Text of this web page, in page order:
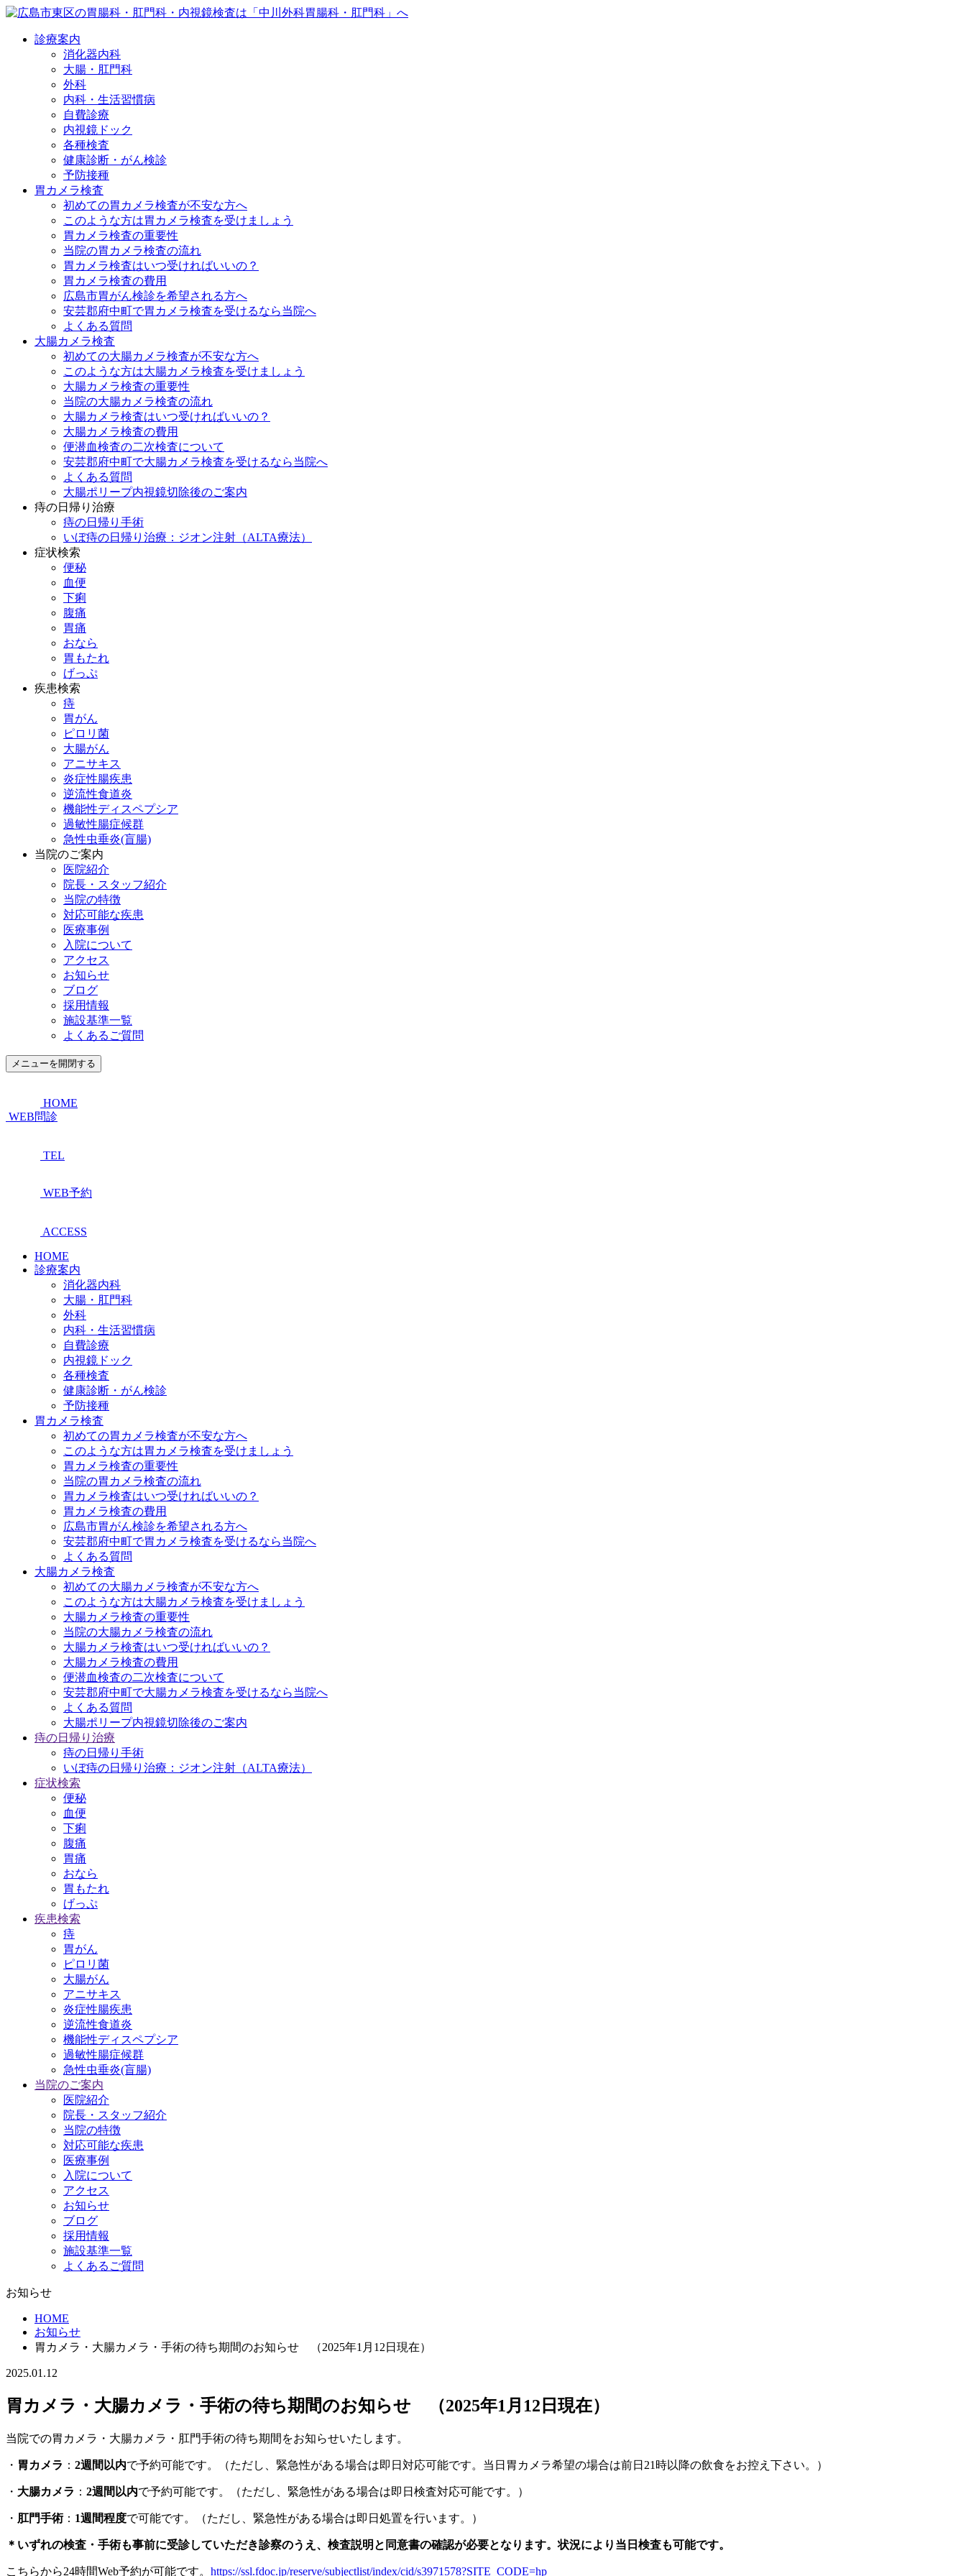
診療案内
消化器内科
大腸・肛門科
外科
内科・生活習慣病
自費診療
内視鏡ドック
各種検査
健康診断・がん検診
予防接種
胃カメラ検査
初めての胃カメラ検査が不安な方へ
このような方は胃カメラ検査を受けましょう
胃カメラ検査の重要性
当院の胃カメラ検査の流れ
胃カメラ検査はいつ受ければいいの？
胃カメラ検査の費用
広島市胃がん検診を希望される方へ
安芸郡府中町で胃カメラ検査を受けるなら当院へ
よくある質問
大腸カメラ検査
初めての大腸カメラ検査が不安な方へ
このような方は大腸カメラ検査を受けましょう
大腸カメラ検査の重要性
当院の大腸カメラ検査の流れ
大腸カメラ検査はいつ受ければいいの？
大腸カメラ検査の費用
便潜血検査の二次検査について
安芸郡府中町で大腸カメラ検査を受けるなら当院へ
よくある質問
大腸ポリープ内視鏡切除後のご案内
痔の日帰り治療
痔の日帰り手術
いぼ痔の日帰り治療：ジオン注射（ALTA療法）
症状検索
便秘
血便
下痢
腹痛
胃痛
おなら
胃もたれ
げっぷ
疾患検索
痔
胃がん
ピロリ菌
大腸がん
アニサキス
炎症性腸疾患
逆流性食道炎
機能性ディスペプシア
過敏性腸症候群
急性虫垂炎(盲腸)
当院のご案内
医院紹介
院長・スタッフ紹介
当院の特徴
対応可能な疾患
医療事例
入院について
アクセス
お知らせ
ブログ
採用情報
施設基準一覧
よくあるご質問
メニューを開閉する
HOME
WEB問診
TEL
WEB予約
ACCESS
HOME
診療案内
消化器内科
大腸・肛門科
外科
内科・生活習慣病
自費診療
内視鏡ドック
各種検査
健康診断・がん検診
予防接種
胃カメラ検査
初めての胃カメラ検査が不安な方へ
このような方は胃カメラ検査を受けましょう
胃カメラ検査の重要性
当院の胃カメラ検査の流れ
胃カメラ検査はいつ受ければいいの？
胃カメラ検査の費用
広島市胃がん検診を希望される方へ
安芸郡府中町で胃カメラ検査を受けるなら当院へ
よくある質問
大腸カメラ検査
初めての大腸カメラ検査が不安な方へ
このような方は大腸カメラ検査を受けましょう
大腸カメラ検査の重要性
当院の大腸カメラ検査の流れ
大腸カメラ検査はいつ受ければいいの？
大腸カメラ検査の費用
便潜血検査の二次検査について
安芸郡府中町で大腸カメラ検査を受けるなら当院へ
よくある質問
大腸ポリープ内視鏡切除後のご案内
痔の日帰り治療
痔の日帰り手術
いぼ痔の日帰り治療：ジオン注射（ALTA療法）
症状検索
便秘
血便
下痢
腹痛
胃痛
おなら
胃もたれ
げっぷ
疾患検索
痔
胃がん
ピロリ菌
大腸がん
アニサキス
炎症性腸疾患
逆流性食道炎
機能性ディスペプシア
過敏性腸症候群
急性虫垂炎(盲腸)
当院のご案内
医院紹介
院長・スタッフ紹介
当院の特徴
対応可能な疾患
医療事例
入院について
アクセス
お知らせ
ブログ
採用情報
施設基準一覧
よくあるご質問
お知らせ
HOME
お知らせ
胃カメラ・大腸カメラ・手術の待ち期間のお知らせ （2025年1月12日現在）
2025.01.12
胃カメラ・大腸カメラ・手術の待ち期間のお知らせ （2025年1月12日現在）
当院での胃カメラ・大腸カメラ・肛門手術の待ち期間をお知らせいたします。
・ 胃カメラ ： 2週間以内で予約可能です。（ただし、緊急性がある場合は即日対応可能です。当日胃カメラ希望の場合は前日21時以降の飲食をお控え下さい。）
・ 大腸カメラ ： 2週間以内で予約可能です。（ただし、緊急性がある場合は即日検査対応可能です。）
・ 肛門手術： 1週間程度で可能です。（ただし、緊急性がある場合は即日処置を行います。）
＊いずれの検査・手術も事前に受診していただき診察のうえ、検査説明と同意書の確認が必要となります。状況により当日検査も可能です。
こちらから24時間Web予約が可能です。 https://ssl.fdoc.jp/reserve/subjectlist/index/cid/s3971578?SITE_CODE=hp